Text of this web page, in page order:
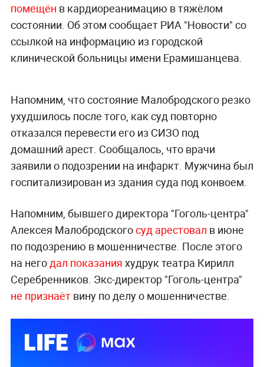
помещён в кардиореанимацию в тяжёлом
состоянии. Об этом сообщает РИА "Новости" со
ссылкой на информацию из городской
клинической больницы имени Ерамишанцева.
Напомним, что состояние Малобродского резко
ухудшилось после того, как суд повторно
отказался перевести его из СИЗО под
домашний арест. Сообщалось, что врачи
заявили о подозрении на инфаркт. Мужчина был
госпитализирован из здания суда под конвоем.
Напомним, бывшего директора "Гоголь-центра"
Алексея Малобродскогосуд арестовал в июне
по подозрению в мошенничестве. После этого
на него дал показания худрук театра Кирилл
Серебренников. Экс-директор "Гоголь-центра"
не признаётвину по делу о мошенничестве.